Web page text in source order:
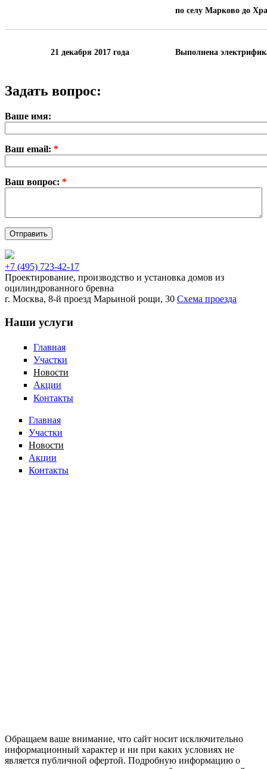
по селу Марково до
21 декабря 2017 года Выполнена
Задать вопрос:
Ваше имя:
Ваш email: *
Ваш вопрос: *
+7 (495) 723-42-17
Проектирование, производство и установка домов из
оцилиндрованного бревна
г. Москва, 8-й проезд Марьиной рощи, 30 Схема проезда
Наши услуги
Главная
Участки
Новости
Акции
Контакты
Главная
Участки
Новости
Акции
Контакты
Обращаем ваше внимание, что сайт носит исключительно
информационный характер и ни при каких условиях не
является публичной офертой. Подробную информацию о